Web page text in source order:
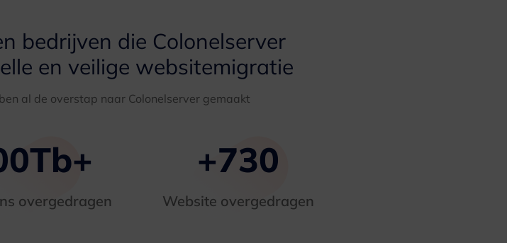
bedrijven die Colonelserver
en veilige websitemigratie
al de overstap naar Colonelserver gemaakt
overgedragen
Tb+
Website overgedragen
+730